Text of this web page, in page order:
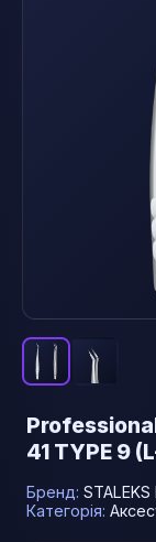
41 TYPE 9
Бренд: STALEKS
Категорія: